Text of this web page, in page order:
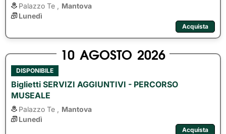
Palazzo Te ,
Mantova
Lunedì
Acquista
10 AGOSTO 2026
DISPONIBILE
Biglietti SERVIZI AGGIUNTIVI - PERCORSO
MUSEALE
Palazzo Te ,
Mantova
Lunedì
Acquista